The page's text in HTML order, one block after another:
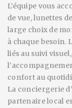
L’équipe vous
de vue, lunettes
large choix de
à chaque besoin.
liés au suivi
confort au
La conciergerie
partenaire local